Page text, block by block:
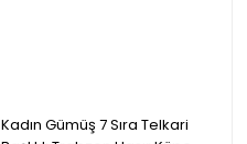
Kadın Gümüş 7 Sıra Telkari